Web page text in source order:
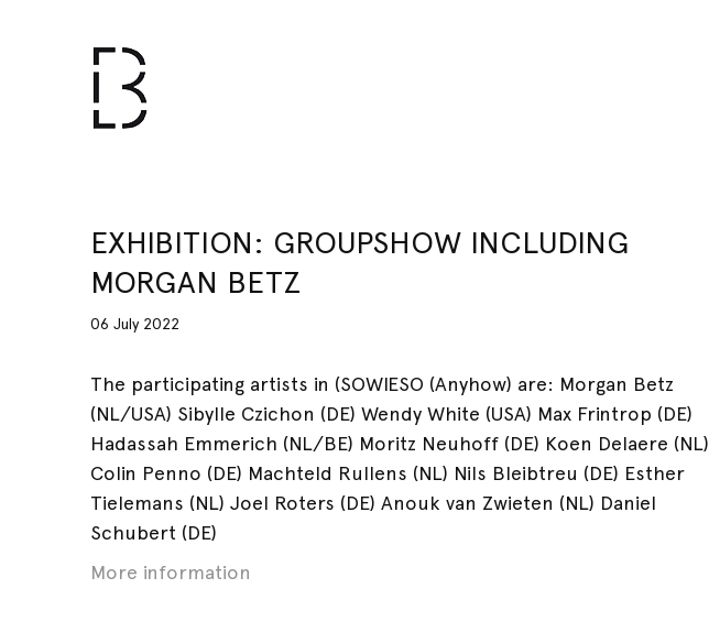
EXHIBITION: GROUPSHOW INCLUDING
MORGAN BETZ
06 July 2022
The participating artists in (SOWIESO (Anyhow) are: Morgan Betz
(NL/USA) Sibylle Czichon (DE) Wendy White (USA) Max Frintrop (DE)
Hadassah Emmerich (NL/BE) Moritz Neuhoff (DE) Koen Delaere (NL)
Colin Penno (DE) Machteld Rullens (NL) Nils Bleibtreu (DE) Esther
Tielemans (NL) Joel Roters (DE) Anouk van Zwieten (NL) Daniel
Schubert (DE)
More information